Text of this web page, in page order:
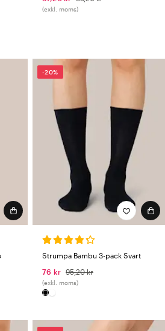
(exkl. moms)
-20%
Strumpa Bambu 3-pack Svart
76 kr 95,20 kr
(exkl. moms)